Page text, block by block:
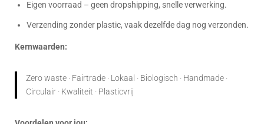
Eigen voorraad – geen dropshipping, snelle verwerking.
Verzending zonder plastic, vaak dezelfde dag nog verzonden.
Kernwaarden:
Zero waste · Fairtrade · Lokaal · Biologisch · Handmade ·
Circulair · Kwaliteit · Plasticvrij